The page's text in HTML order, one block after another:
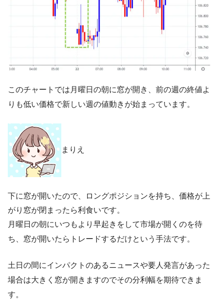
このチャートでは月曜日の朝に窓が開き、前の週の終値よ
りも低い価格で新しい週の値動きが始まっています。
まりえ
下に窓が開いたので、ロングポジションを持ち、価格が上
がり窓が閉まったら利食いです。
月曜日の朝にいつもより早起きをして市場が開くのを待
ち、窓が開いたらトレードするだけという手法です。
土日の間にインパクトのあるニュースや要人発言があった
場合は大きく窓が開きますのでその分利幅を期待できま
す。